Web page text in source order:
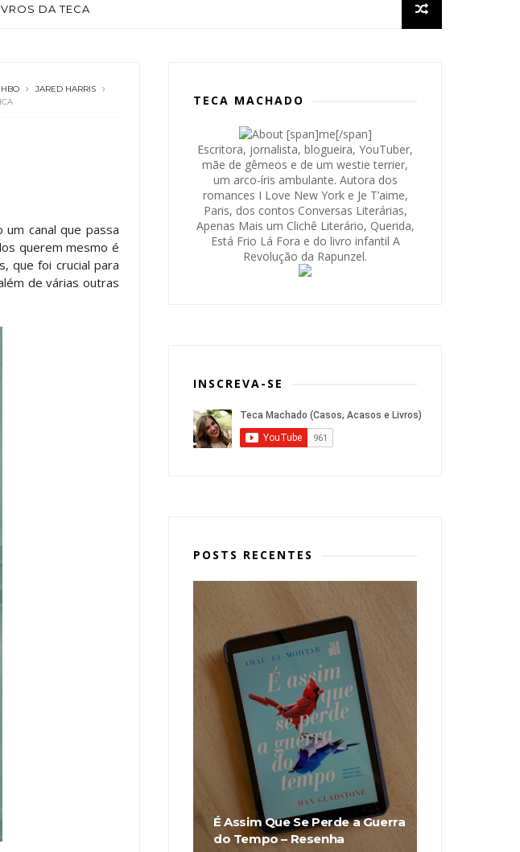
DA TECA
HBO
JARED HARRIS
canal que passa
querem mesmo é
que foi crucial para
de várias outras
TECA MACHADO
Escritora, jornalista, blogueira, YouTuber,
mãe de gêmeos e de um westie terrier,
um arco-íris ambulante. Autora dos
romances I Love New York e Je T’aime,
Paris, dos contos Conversas Literárias,
Apenas Mais um Clichê Literário, Querida,
Está Frio Lá Fora e do livro infantil A
Revolução da Rapunzel.
INSCREVA-SE
POSTS RECENTES
É Assim Que Se Perde a Guerra
do Tempo – Resenha